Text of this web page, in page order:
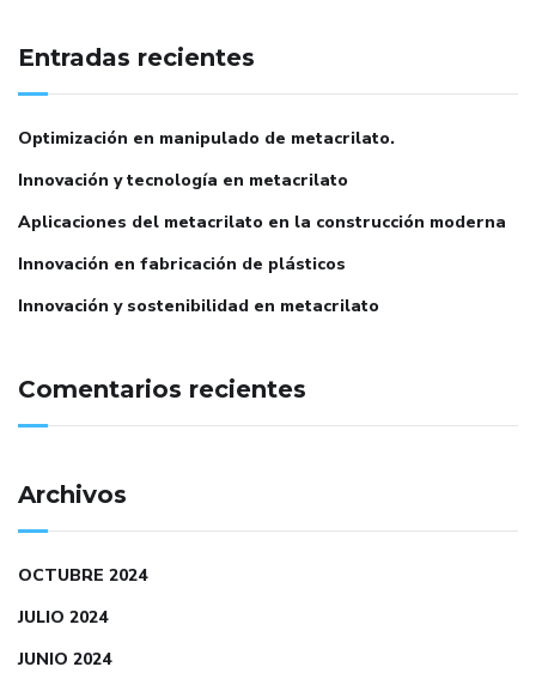
Entradas recientes
Optimización en manipulado de metacrilato.
Innovación y tecnología en metacrilato
Aplicaciones del metacrilato en la construcción moderna
Innovación en fabricación de plásticos
Innovación y sostenibilidad en metacrilato
Comentarios recientes
Archivos
OCTUBRE 2024
JULIO 2024
JUNIO 2024